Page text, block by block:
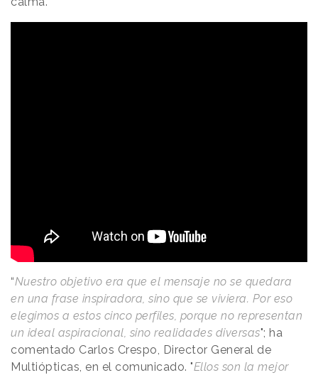
“Nuestro objetivo era que el mensaje no se quedara
en una frase inspiradora, sino que se viviera. Por eso
elegimos a estos cinco perfiles, porque no representan
un ideal aspiracional, sino realidades diversas"; ha
comentado Carlos Crespo, Director General de
Multiópticas, en el comunicado. "Ellos son la mejor